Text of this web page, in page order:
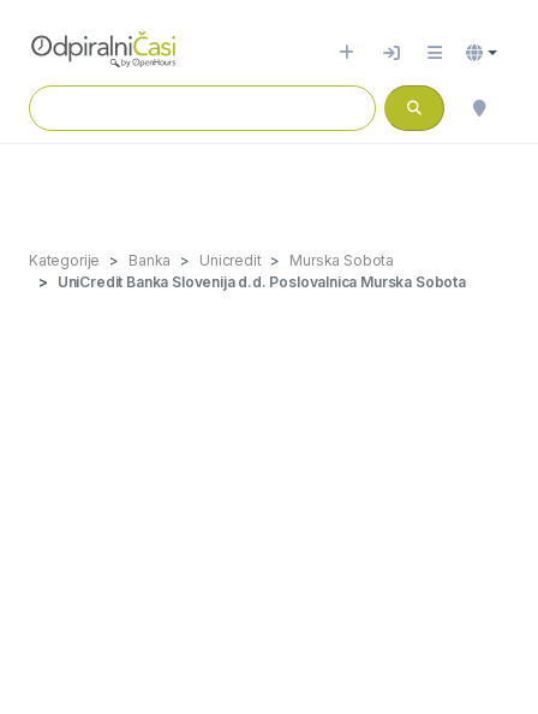
Kategorije Banka Unicredit
Murska Sobota
UniCredit Banka Slovenija d.d. Poslovalnica Murska Sobota